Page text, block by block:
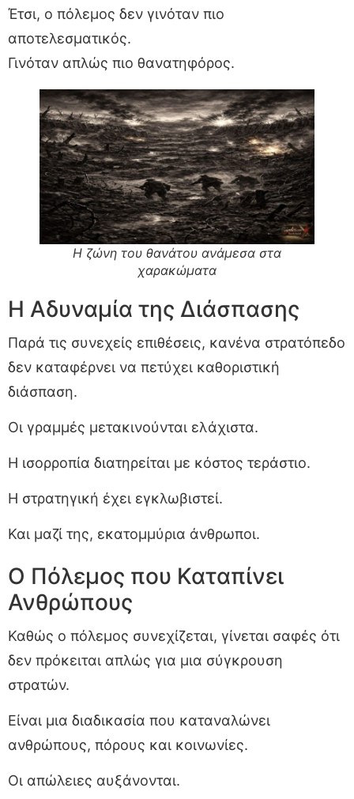
Έτσι, ο πόλεμος δεν γινόταν πιο
αποτελεσματικός.
Γινόταν απλώς πιο θανατηφόρος.
Η ζώνη του θανάτου ανάμεσα στα
χαρακώματα
Η Αδυναμία της Διάσπασης
Παρά τις συνεχείς επιθέσεις, κανένα στρατόπεδο
δεν καταφέρνει να πετύχει καθοριστική
διάσπαση.
Οι γραμμές μετακινούνται ελάχιστα.
Η ισορροπία διατηρείται με κόστος τεράστιο.
Η στρατηγική έχει εγκλωβιστεί.
Και μαζί της, εκατομμύρια άνθρωποι.
Ο Πόλεμος που Καταπίνει
Ανθρώπους
Καθώς ο πόλεμος συνεχίζεται, γίνεται σαφές ότι
δεν πρόκειται απλώς για μια σύγκρουση
στρατών.
Είναι μια διαδικασία που καταναλώνει
ανθρώπους, πόρους και κοινωνίες.
Οι απώλειες αυξάνονται.